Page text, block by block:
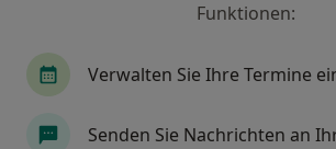
Funktionen:
Verwalten Sie Ihre Termine
Senden Sie Nachrichten an